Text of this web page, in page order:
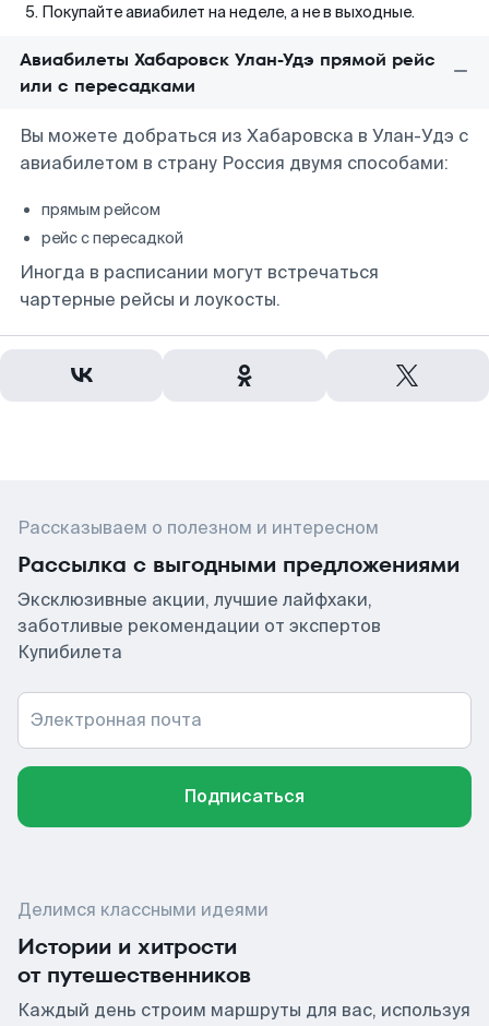
Покупайте авиабилет на неделе, а не в выходные.
Авиабилеты Хабаровск Улан-Удэ прямой рейс
или с пересадками
Вы можете добраться из Хабаровска в Улан-Удэ с
авиабилетом в страну Россия двумя способами:
прямым рейсом
рейс с пересадкой
Иногда в расписании могут встречаться
чартерные рейсы и лоукосты.
Рассказываем о полезном и интересном
Рассылка с выгодными предложениями
Эксклюзивные акции, лучшие лайфхаки,
заботливые рекомендации от экспертов
Купибилета
Электронная почта
Подписаться
Делимся классными идеями
Истории и хитрости
от путешественников
Каждый день строим маршруты для вас, используя